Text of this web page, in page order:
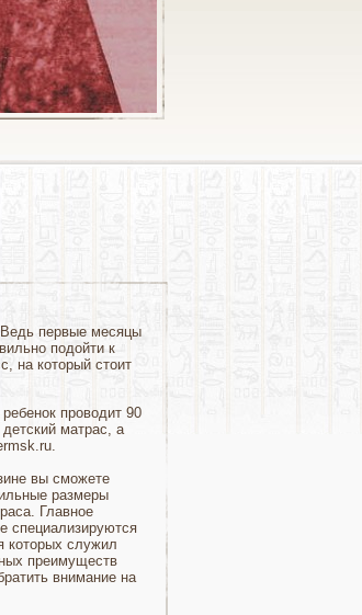
Ведь первые месяцы
подойти к
на который стоит
проводит 90
матрас, а
вы сможете
размеры
Главное
специализируются
которых служил
преимуществ
внимание на